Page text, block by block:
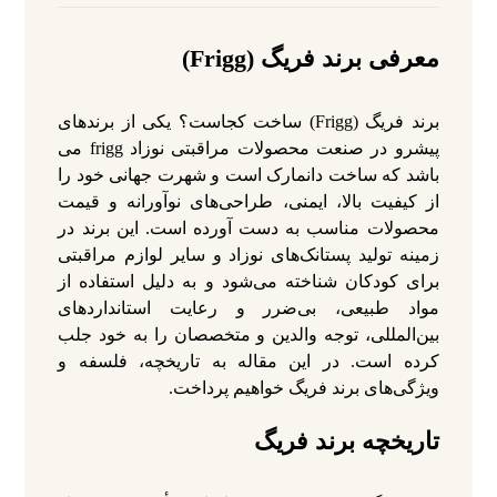
معرفی برند فریگ (Frigg)
برند فریگ (Frigg) ساخت کجاست؟ یکی از برندهای
پیشرو در صنعت محصولات مراقبتی نوزاد frigg می
باشد که ساخت دانمارک است و شهرت جهانی خود را
از کیفیت بالا، ایمنی، طراحی‌های نوآورانه و قیمت
محصولات مناسب به دست آورده است. این برند در
زمینه تولید پستانک‌های نوزاد و سایر لوازم مراقبتی
برای کودکان شناخته می‌شود و به دلیل استفاده از
مواد طبیعی، بی‌ضرر و رعایت استانداردهای
بین‌المللی، توجه والدین و متخصصان را به خود جلب
کرده است. در این مقاله به تاریخچه، فلسفه و
ویژگی‌های برند فریگ خواهیم پرداخت.
تاریخچه برند فریگ